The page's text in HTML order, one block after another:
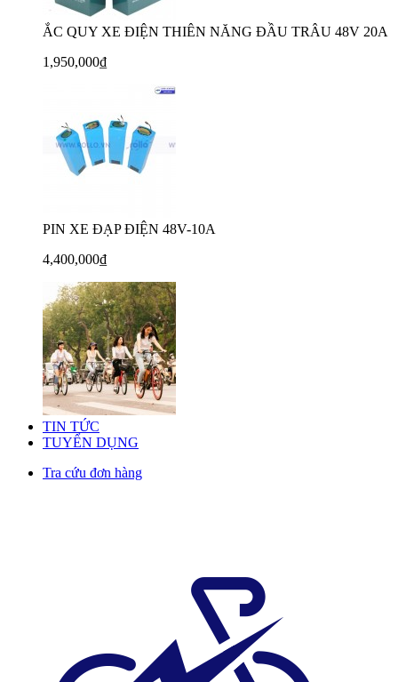
ẮC QUY XE ĐIỆN THIÊN NĂNG ĐẦU TRÂU 48V 20A
1,950,000₫
PIN XE ĐẠP ĐIỆN 48V-10A
4,400,000₫
TIN TỨC
TUYỂN DỤNG
Tra cứu đơn hàng